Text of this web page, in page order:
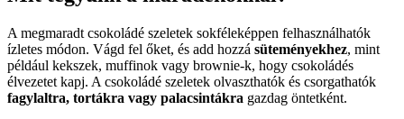
A megmaradt csokoládé szeletek sokféleképpen felhasználhatók
ízletes módon. Vágd fel őket, és add hozzá süteményekhez, mint
például kekszek, muffinok vagy brownie-k, hogy csokoládés
élvezetet kapj. A csokoládé szeletek olvaszthatók és csorgathatók
fagylaltra, tortákra vagy palacsintákra gazdag öntetként.